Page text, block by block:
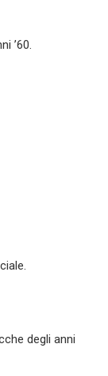
’60.
degli anni